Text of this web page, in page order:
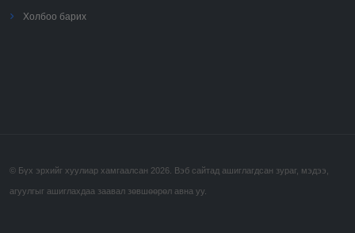
Холбоо барих
© Бүх эрхийг хуулиар хамгаалсан 2026. Вэб сайтад ашиглагдсан зураг, мэдээ,
агуулгыг ашиглахдаа заавал зөвшөөрөл авна уу.